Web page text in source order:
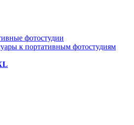
фотостудии
к портативным фотостудиям